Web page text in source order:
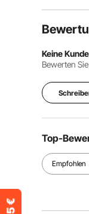
Keine
Bewerten
Top-
Empfohlen